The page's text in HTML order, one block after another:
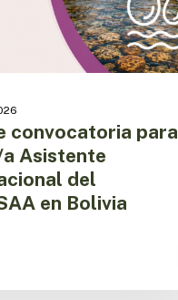
convocatoria para
Asistente
del
en Bolivia